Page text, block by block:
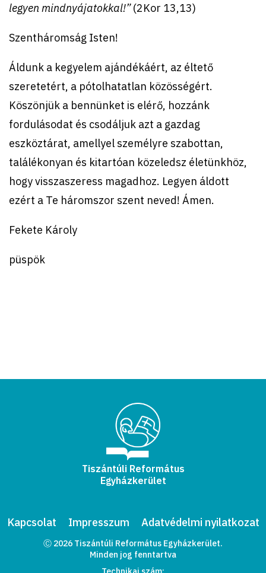
legyen mindnyájatokkal!”(2Kor 13,13)
Szentháromság Isten!
Áldunk a kegyelem ajándékáért, az éltető
szeretetért, a pótolhatatlan közösségért.
Köszönjük a bennünket is elérő, hozzánk
fordulásodat és csodáljuk azt a gazdag
eszköztárat, amellyel személyre szabottan,
találékonyan és kitartóan közeledsz életünkhöz,
hogy visszaszeress magadhoz. Legyen áldott
ezért a Te háromszor szent neved! Ámen.
Fekete Károly
püspök
Tiszántúli Református
Egyházkerület
Kapcsolat Impresszum Adatvédelmi nyilatkozat
Ⓒ 2026 Tiszántúli Református Egyházkerület.
Minden jog fenntartva